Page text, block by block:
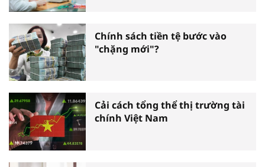
Chính sách tiền tệ bước vào
"chặng mới"?
Cải cách tổng thể thị trường tài
chính Việt Nam